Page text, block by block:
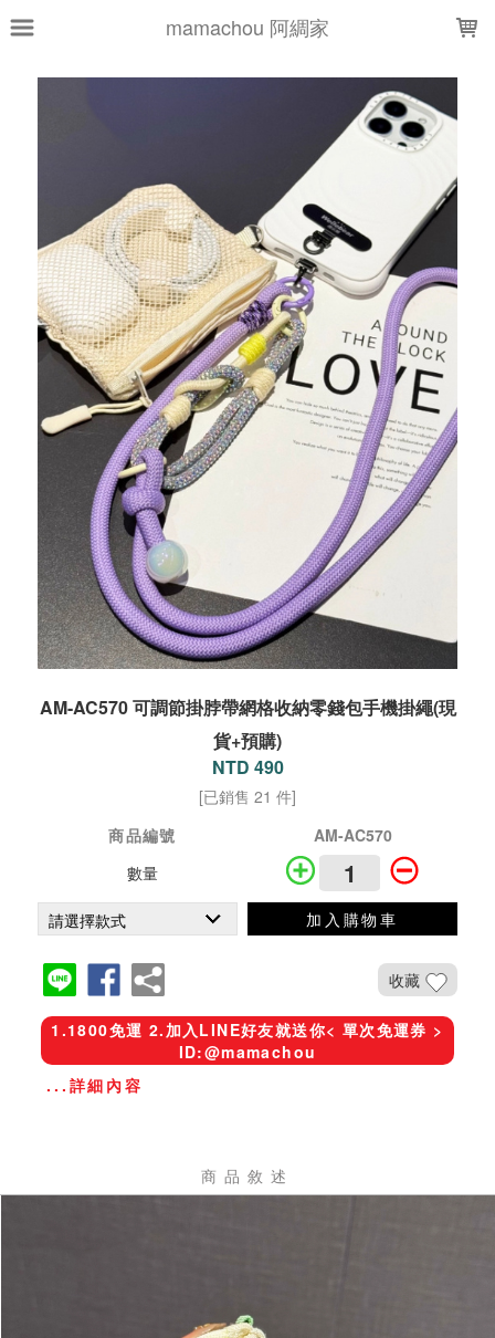
mamachou 阿綢家
AM-AC570 可調節掛脖帶網格收納零錢包手機掛繩(現
貨+預購)
NTD 490
[已銷售 21 件]
商品編號
AM-AC570
數量
加入購物車
收藏
1.1800免運 2.加入LINE好友就送你< 單次免運券 >
ID:@mamachou
...詳細內容
商品敘述